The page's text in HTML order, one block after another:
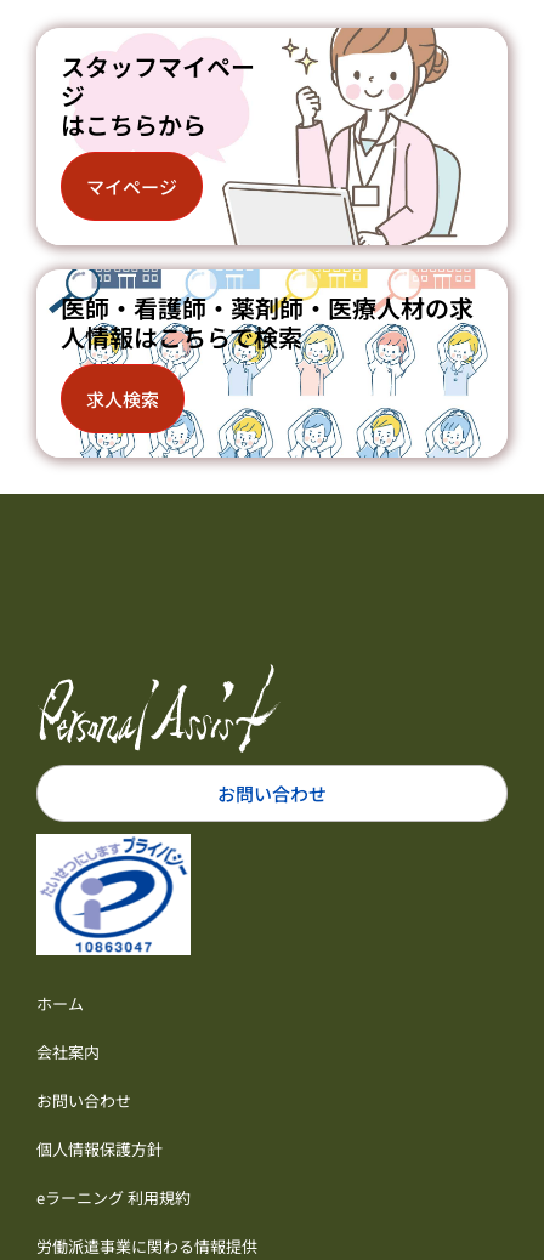
スタッフマイペー
ジ
はこちらから
マイページ
医師・看護師・薬剤師・医療人材の求
人情報はこちらで検索
求人検索
お問い合わせ
ホーム
会社案内
お問い合わせ
個人情報保護方針
eラーニング 利用規約
労働派遣事業に関わる情報提供